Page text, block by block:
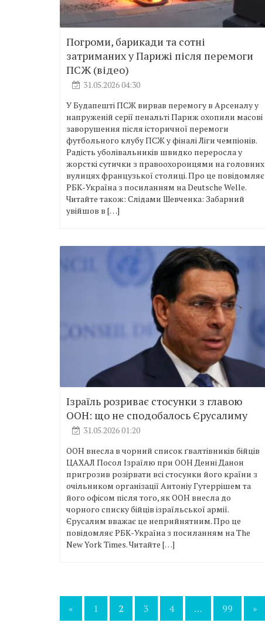
Погроми, барикади та сотні
затриманих у Парижі після перемоги
ПСЖ (відео)
31.05.2026 04:30
У Будапешті ПСЖ вирвав перемогу в Арсеналу у
напруженій серії пенальті Париж охопили масові
заворушення після історичної перемоги
футбольного клубу ПСЖ у фіналі Ліги чемпіонів.
Радість уболівальників швидко переросла у
жорсткі сутички з правоохоронцями на головних
вулицях французької столиці. Про це повідомляє
РБК-Україна з посиланням на Deutsche Welle.
Читайте також: Слідами Шевченка: Забарний
увійшов в […]
Ізраїль розриває стосунки з главою
ООН: що не сподобалось Єрусалиму
31.05.2026 01:20
ООН внесла в чорний список ґвалтівників бійців
ЦАХАЛ Посол Ізраїлю при ООН Денні Данон
пригрозив розірвати всі стосунки його країни з
очільником організації Антоніу Гутеррішем та
його офісом після того, як ООН внесла до
чорного списку бійців ізраїльської армії.
Єрусалим вважає це неприйнятним. Про це
повідомляє РБК-Україна з посиланням на The
New York Times. Читайте […]
Пагінація
« 1 2 3 4 … 99 »